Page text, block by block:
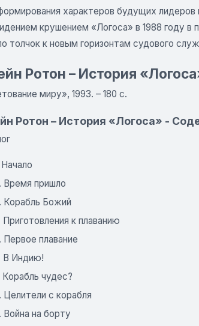
характеров будущих
крушением «Логоса» в 1988 году
толчок к новым горизонтам судового
Ротон – История
миру», 1993. – 180 с.
Ротон – История «Логоса» -
Начало
Время пришло
Корабль Божий
Приготовления к плаванию
Первое плавание
В Индию!
Корабль чудес?
Целители с корабля
Война на борту